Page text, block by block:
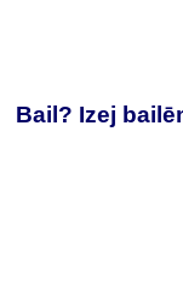
Bail? Izej